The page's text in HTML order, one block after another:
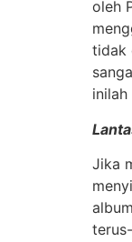
oleh
tidak
Jika